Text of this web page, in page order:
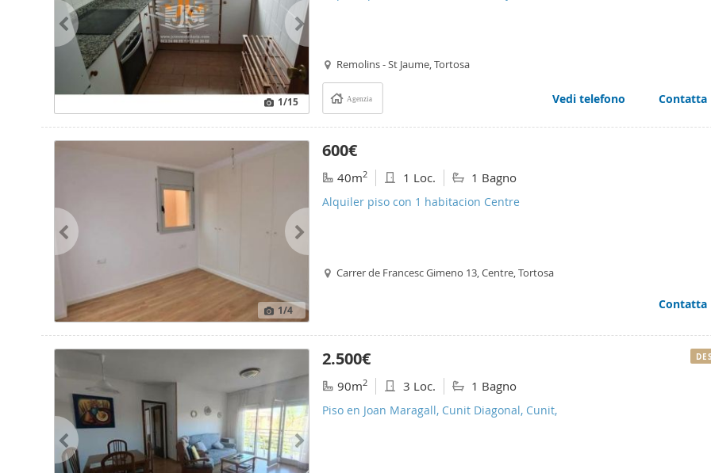
1/15
Remolins - St Jaume, Tortosa
Agenzia Vedi telefono Contatta
1/4
600€
40m2 1 Loc. 1 Bagno
Alquiler piso con 1 habitacion Centre
Carrer de Francesc Gimeno 13, Centre, Tortosa
Contatta
2.500€
90m2 3 Loc. 1 Bagno
Piso en Joan Maragall, Cunit Diagonal, Cunit,